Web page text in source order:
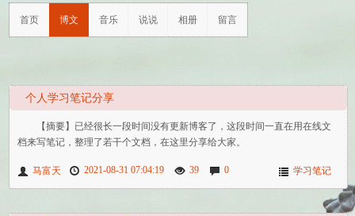
首页 博文 音乐 说说 相册 留言
个人学习笔记分享
【摘要】已经很长一段时间没有更新博客了，这段时间一直在用在线文
档来写笔记，整理了若干个文档，在这里分享给大家。
2021-08-31 07:04:19 39 0 学习笔记
马富天